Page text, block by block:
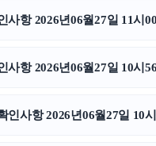
사항 2026년06월27일 11시
사항 2026년06월27일 10시
인사항 2026년06월27일 10